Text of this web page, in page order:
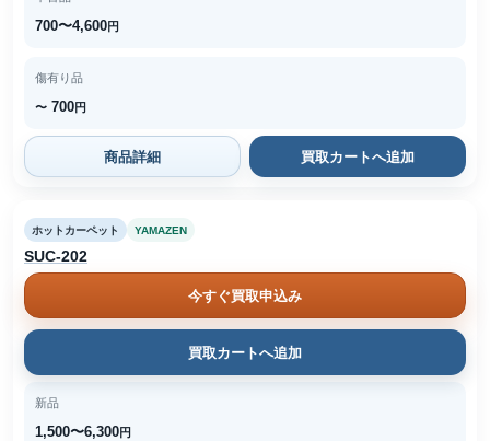
700〜4,600円
傷有り品
〜 700円
商品詳細 買取カートへ追加
ホットカーペット YAMAZEN
SUC-202
今すぐ買取申込み
買取カートへ追加
新品
1,500〜6,300円